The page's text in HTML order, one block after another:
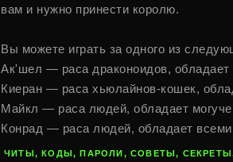
вам и нужно принести королю.
Вы можете играть за одного из
Ак'шел — раса драконоидов, обладает
Киеран — раса хьюлайнов-кошек,
Майкл — раса людей, обладает
Конрад — раса людей, обладает
ЧИТЫ, КОДЫ, ПАРОЛИ, СОВЕТЫ,